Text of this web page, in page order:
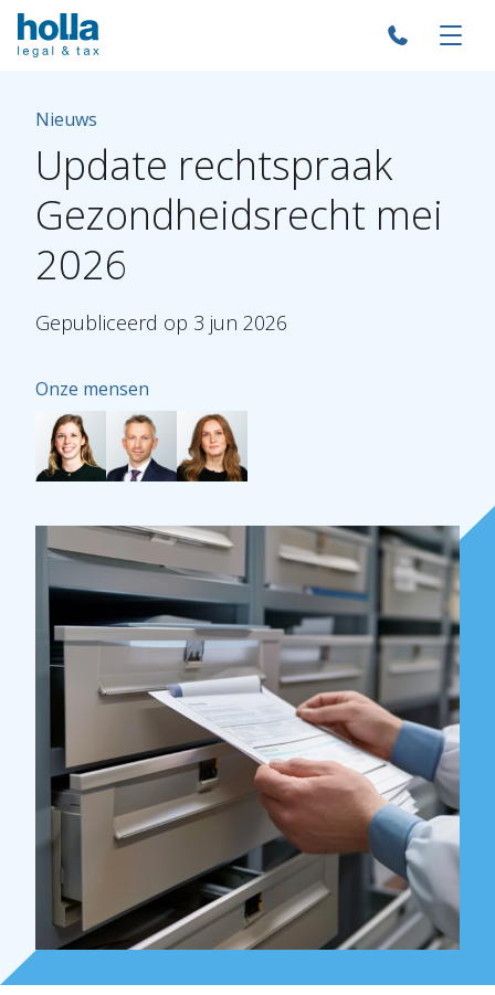
Over Holla
Onze mensen
Expertises
Topics
Internationaal
Nieuws
EN DE FR
Nieuws
Update rechtspraak
Gezondheidsrecht mei
2026
Gepubliceerd op 3 jun 2026
Onze mensen